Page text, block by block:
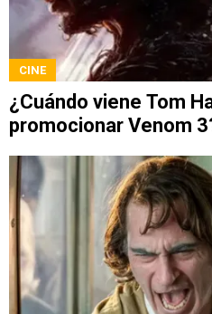
CINE
¿Cuándo viene Tom
promocionar Venom